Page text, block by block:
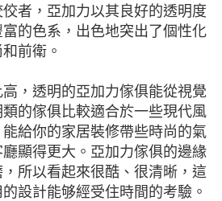
者，亞加力以其良好的透明度
的色系，出色地突出了個性化
前衛。
，透明的亞加力傢俱能從視覺
的傢俱比較適合於一些現代風
給你的家居裝修帶些時尚的氣
顯得更大。亞加力傢俱的邊緣
所以看起來很酷、很清晰，這
設計能够經受住時間的考驗。